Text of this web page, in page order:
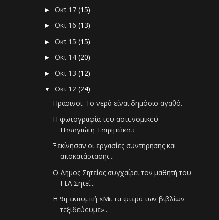
►Οκτ 17(15)
►Οκτ 16(13)
►Οκτ 15(15)
►Οκτ 14(20)
►Οκτ 13(12)
▼Οκτ 12(24)
Πράσινοι: Το νερό είναι δημόσιο αγαθό.
Η φωτογραφία του αστυνομικού
Παναγιώτη Τσιριμώκου ...
Ξεκίνησαν οι εργασίες συντήρησης και
αποκατάστασης...
Ο Δήμος Σητείας συγχαίρει τον μαθητή του
ΓΕΛ Σητεί...
Η 9η εκπομπή «Με τα φτερά των βιβλίων
ταξιδεύουμε»...